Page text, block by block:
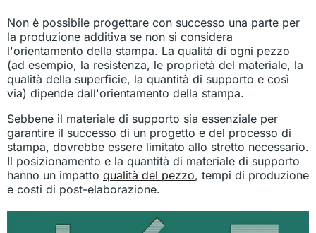
Non è possibile progettare con successo una parte per
la produzione additiva se non si considera
l'orientamento della stampa. La qualità di ogni pezzo
(ad esempio, la resistenza, le proprietà del materiale, la
qualità della superficie, la quantità di supporto e così
via) dipende dall'orientamento della stampa.
Sebbene il materiale di supporto sia essenziale per
garantire il successo di un progetto e del processo di
stampa, dovrebbe essere limitato allo stretto necessario.
Il posizionamento e la quantità di materiale di supporto
hanno un impatto qualità del pezzo, tempi di produzione
e costi di post-elaborazione.